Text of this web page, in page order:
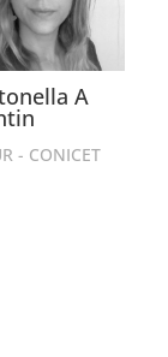
A
- CONICET